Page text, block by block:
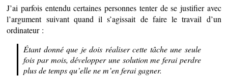
J’ai parfois entendu certaines personnes tenter de se justifier avec
l’argument suivant quand il s’agissait de faire le travail d’un
ordinateur :
Étant donné que je dois réaliser cette tâche une seule
fois par mois, développer une solution me ferai perdre
plus de temps qu’elle ne m’en ferai gagner.